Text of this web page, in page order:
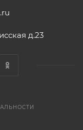
д.23